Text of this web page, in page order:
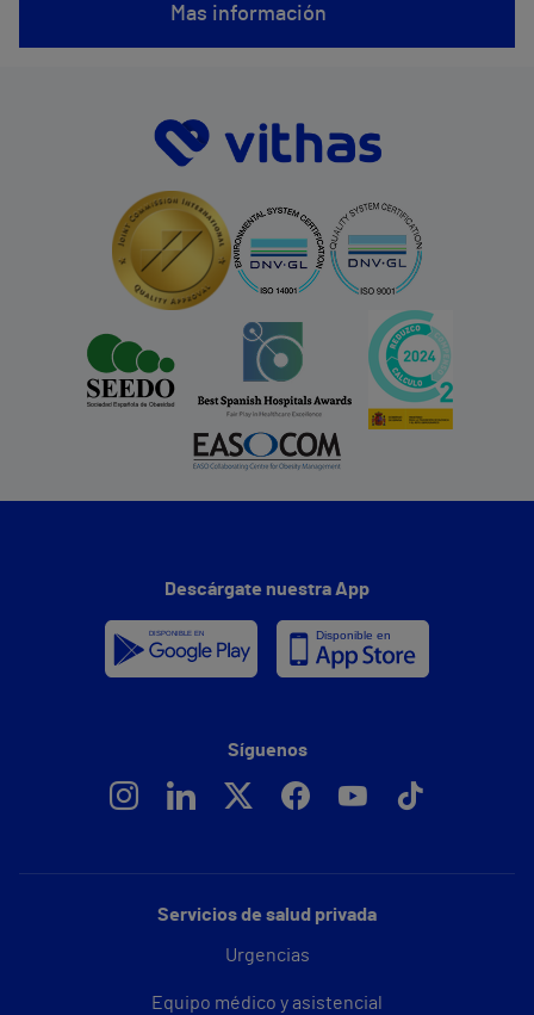
Mas información
Servicios de salud privada
Urgencias
Equipo médico y asistencial
Descárgate nuestra App
Síguenos